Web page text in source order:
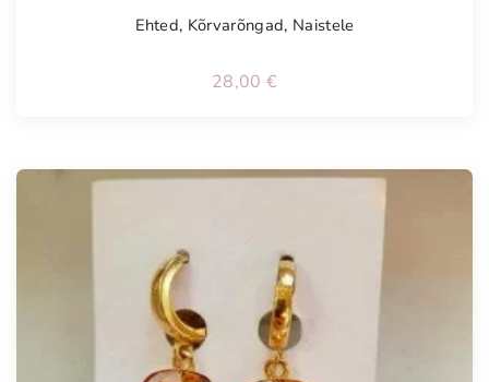
Ehted, Kõrvarõngad, Naistele
28,00 €